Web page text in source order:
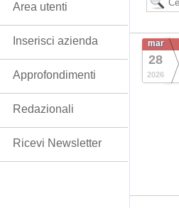
mar
28
2026
Area utenti
Inserisci azienda
Approfondimenti
Redazionali
Ricevi Newsletter